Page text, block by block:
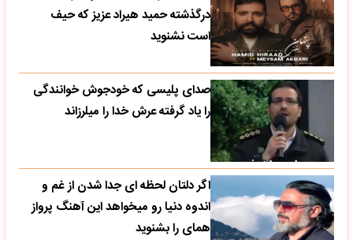
درگذشته حمید هیراد عزیز که حیف
است نشنوید
صدای پلیسی که خودجوش خوانندگی
را یاد گرفته عرش خدا را میلرزاند
اگر دلتان لحظه ای جدا شدن از غم و
اندوه دنیا رو میخواهد این آهنگ پرواز
همای را بشنوید